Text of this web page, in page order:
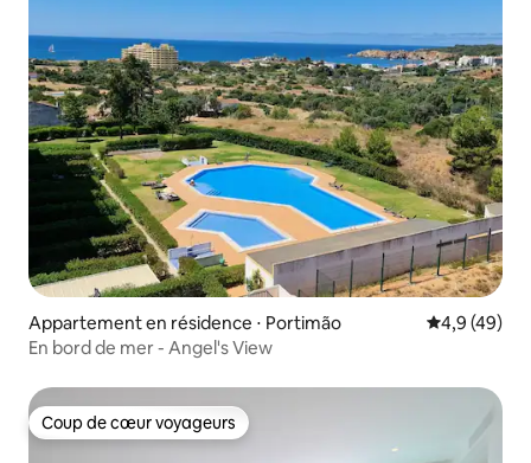
Appartement en résidence ⋅ Portimão Évaluation
4,9 (49)
En bord de mer - Angel's View
Coup de cœur voyageurs
Coup de cœur voyageurs